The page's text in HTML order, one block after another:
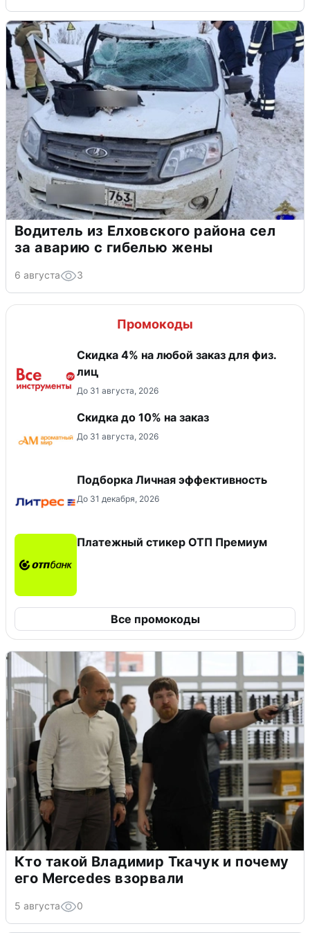
Водитель из Елховского района сел
за аварию с гибелью жены
6 августа 3
Промокоды
Скидка 4% на любой заказ для физ.
лиц
До 31 августа, 2026
Скидка до 10% на заказ
До 31 августа, 2026
Подборка Личная эффективность
До 31 декабря, 2026
Платежный стикер ОТП Премиум
Все промокоды
Кто такой Владимир Ткачук и почему
его Mercedes взорвали
5 августа 0